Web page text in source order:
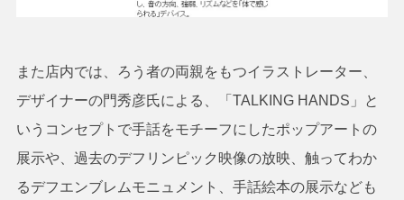
また店内では、ろう者の両親をもつイラストレーター、
デザイナーの門秀彦氏による、「TALKING HANDS」と
いうコンセプトで手話をモチーフにしたポップアートの
展示や、過去のデフリンピック映像の放映、触ってわか
るデフエンブレムモニュメント、手話絵本の展示なども